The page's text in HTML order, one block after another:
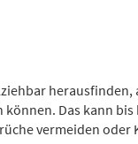
Das kann
vermeiden